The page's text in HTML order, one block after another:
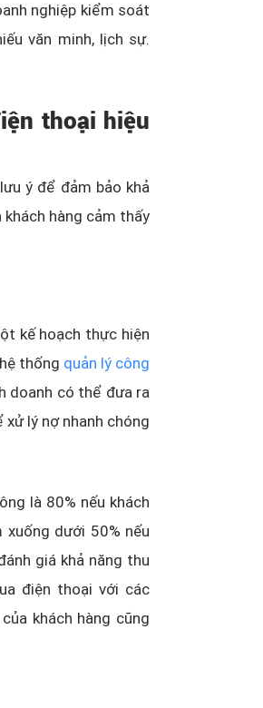
nghiệp kiểm soát
văn minh, lịch sự.
thoại hiệu
ý để đảm bảo khả
hàng cảm thấy
kế hoạch thực hiện
thống quản lý công
doanh có thể đưa ra
lý nợ nhanh chóng
là 80% nếu khách
xuống dưới 50% nếu
giá khả năng thu
điện thoại với các
khách hàng cũng